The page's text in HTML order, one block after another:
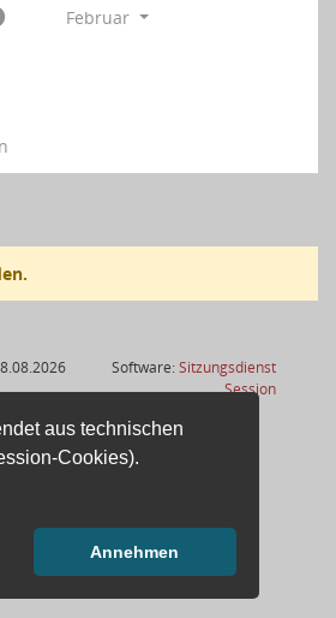
aus technischen
Cookies).
Annehmen
Februar
Software:Sitzungsdienst
Session(Wird in